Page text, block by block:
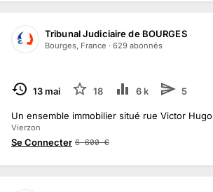
Tribunal Judiciaire de BOURGES
Bourges, France · 629 abonnés
TERMINÉ13 mai 18 6 k 5
Un ensemble immobilier situé rue Victor
Vierzon
Se Connecter 6 600 €